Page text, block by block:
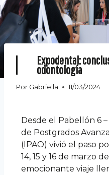
Expodental:
odontología
Por Gabriella 11/03/2024
Desde el Pabellón 6
de Postgrados
(IPAO) vivió el paso
14, 15 y 16 de marzo
emocionante viaje